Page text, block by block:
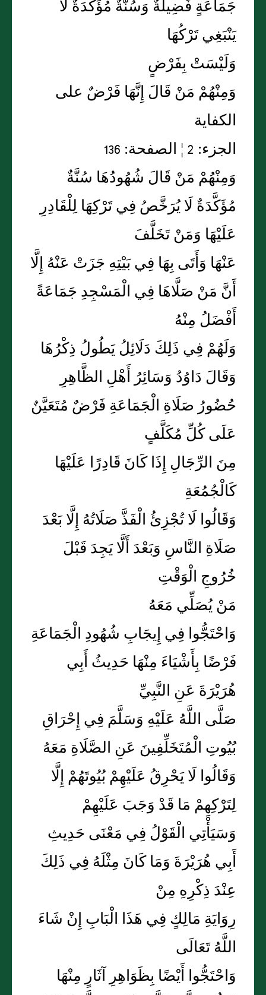
جَمَاعَةٍ فَضِيلَةٌ وَسُنَّةٌ مُؤَكَّدَةٌ لَا
يَنْبَغِي تَرْكُهَا
وَلَيْسَتْ بِفَرْضٍ
وَمِنْهُمْ مَنْ قَالَ إِنَّهَا فَرْضٌ على
الكفاية
الجزء: 2 ¦ الصفحة: 136
وَمِنْهُمْ مَنْ قَالَ شُهُودُهَا سُنَّةٌ
مُؤَكَّدَةٌ لَا يُرَخَّصُ فِي تَرْكِهَا لِلْقَادِرِ
عَلَيْهَا وَمَنْ تَخَلَّفَ
عَنْهَا وَأَتَى بِهَا فِي بَيْتِهِ جَزَتْ عَنْهُ إِلَّا
أَنَّ مَنْ صَلَّاهَا فِي الْمَسْجِدِ جَمَاعَةً
أَفْضَلُ مِنْهُ
وَلَهُمْ فِي ذَلِكَ دَلَائِلُ يَطُولُ ذِكْرُهَا
وَقَالَ دَاوُدُ وَسَائِرُ أَهْلِ الظَّاهِرِ
حُضُورُ صَلَاةِ الْجَمَاعَةِ فَرْضٌ مُتَعَيَّنٌ
عَلَى كُلِّ مُكَلَّفٍ
مِنَ الرِّجَالِ إِذَا كَانَ قَادِرًا عَلَيْهَا
كَالْجُمُعَةِ
وَقَالُوا لَا تُجْزِئُ الْفَذَّ صَلَاتُهُ إِلَّا بَعْدَ
صَلَاةِ النَّاسِ وَبَعْدَ أَلَّا يَجِدَ قَبْلَ
خُرُوجِ الْوَقْتِ
مَنْ يُصَلِّي مَعَهُ
وَاحْتَجُّوا فِي إِيجَابِ شُهُودِ الْجَمَاعَةِ
فَرْضًا بِأَشْيَاءَ مِنْهَا حَدِيثُ أَبِي
هُرَيْرَةَ عَنِ النَّبِيِّ
صَلَّى اللَّهُ عَلَيْهِ وَسَلَّمَ فِي إِحْرَاقِ
بُيُوتِ الْمُتَخَلِّفِينَ عَنِ الصَّلَاةِ مَعَهُ
وَقَالُوا لَا يَحْرِقُ عَلَيْهِمْ بُيُوتَهُمْ إِلَّا
لِتَرْكِهِمْ مَا قَدْ وَجَبَ عَلَيْهِمْ
وَسَيَأْتِي الْقَوْلُ فِي مَعْنَى حَدِيثِ
أَبِي هُرَيْرَةَ وَمَا كَانَ مِثْلَهُ فِي ذَلِكَ
عِنْدَ ذِكْرِهِ مِنْ
رِوَايَةِ مَالِكٍ فِي هَذَا الْبَابِ إِنْ شَاءَ
اللَّهُ تَعَالَى
وَاحْتَجُّوا أَيْضًا بِظَوَاهِرِ آثَارٍ مِنْهَا